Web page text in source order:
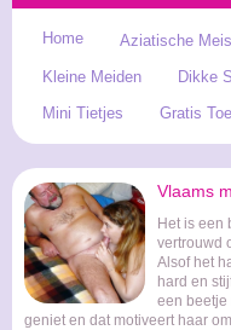
Home Aziatische
Kleine Meiden
Dikke
Mini Tietjes
Gratis
Vlaams
Het is een
vertrouwd
Alsof het
hard en
een beetje
geniet en dat motiveert haar